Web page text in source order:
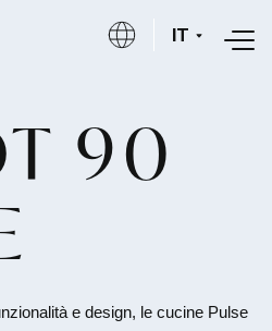
IT
90
e design, le cucine Pulse